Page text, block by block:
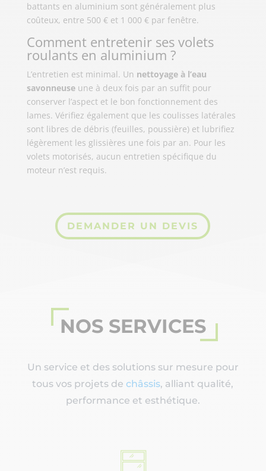
battants en aluminium sont généralement plus
coûteux, entre 500 € et 1 000 € par fenêtre.
Comment entretenir ses volets
roulants en aluminium ?
L’entretien est minimal. Un nettoyage à l’eau
savonneuseune à deux fois par an suffit pour
conserver l’aspect et le bon fonctionnement des
lames. Vérifiez également que les coulisses latérales
sont libres de débris (feuilles, poussière) et lubrifiez
légèrement les glissières une fois par an. Pour les
volets motorisés, aucun entretien spécifique du
moteur n’est requis.
DEMANDER UN DEVIS
NOS SERVICES
Un service et des solutions sur mesure pour
tous vos projets dechâssis, alliant qualité,
performance et esthétique.